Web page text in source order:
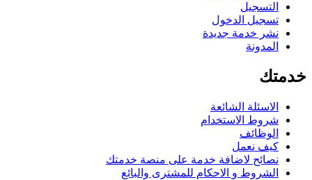
التسجيل
تسجيل الدخول
نشر خدمة جديدة
المدونة
خدمتك
الاسئلة الشائعة
شروط الاستخدام
الوظائف
كيف نعمل
نصائح لاضافة خدمة على منصة خدمتك
الشروط و الاحكام للمشترى والبائع